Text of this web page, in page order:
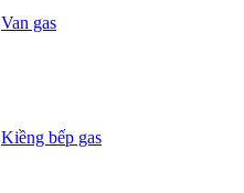
Van gas
Kiềng bếp gas